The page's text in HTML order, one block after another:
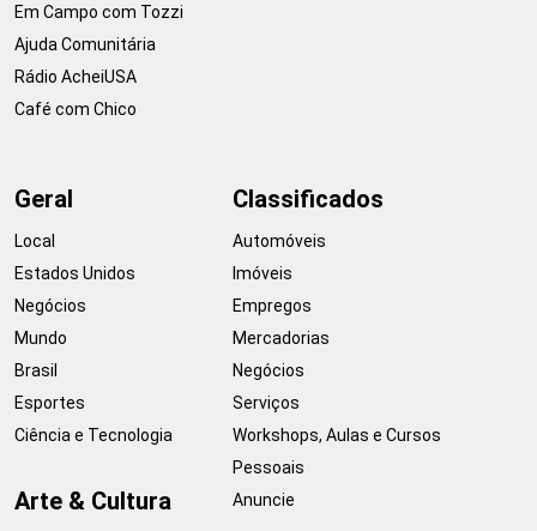
Em Campo com Tozzi
Ajuda Comunitária
Rádio AcheiUSA
Café com Chico
Geral
Local
Estados Unidos
Negócios
Mundo
Brasil
Esportes
Ciência e Tecnologia
Arte & Cultura
Classificados
Automóveis
Imóveis
Empregos
Mercadorias
Negócios
Serviços
Workshops, Aulas e Cursos
Pessoais
Anuncie